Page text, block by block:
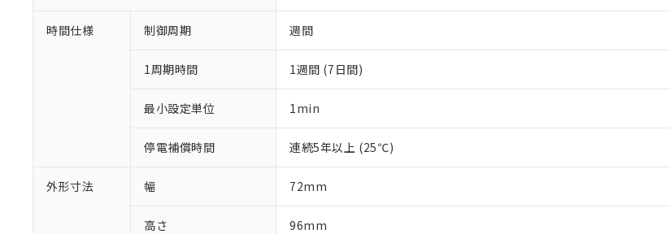
時間仕様 制御周期 週間
1周期時間 1週間 (7日間)
最小設定単位 1min
停電補償時間 連続5年以上 (25℃)
外形寸法 幅 72mm
高さ 96mm
※本証明書は発行日時点で非含有を証明するもので、過去に遡って非含有を
また、RoHS指令のフタル酸エステル類４物質の対応では、対応完了まで
既に当社にて対応品への在庫切替を完了していることから、特段のことが
り割愛しております。